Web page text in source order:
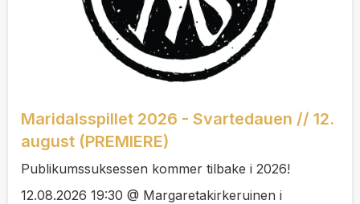
Maridalsspillet 2026 - Svartedauen // 12.
august (PREMIERE)
Publikumssuksessen kommer tilbake i 2026!
12.08.2026 19:30 @ Margaretakirkeruinen i